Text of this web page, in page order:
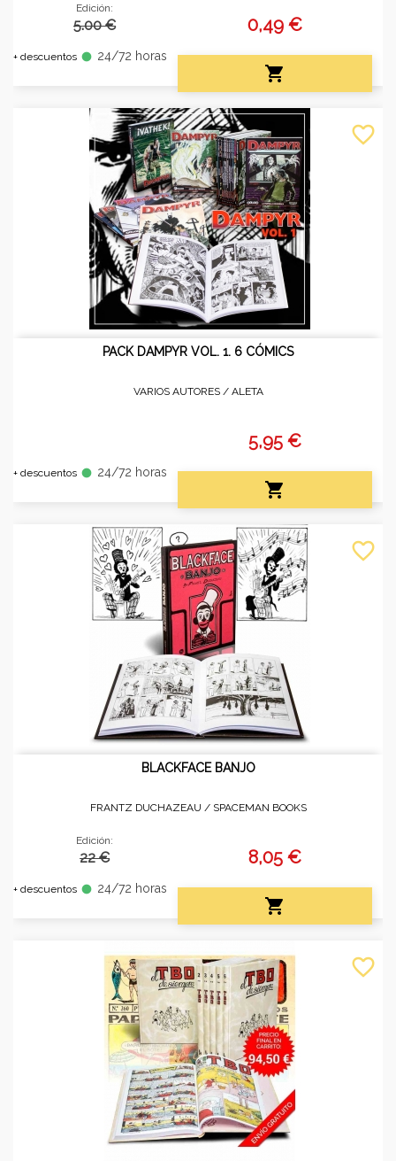
Edición:
5.00 €
+ descuentos fiber_manual_record 24/72 horas
0,49 €

PACK DAMPYR VOL. 1. 6 CÓMICS
VARIOS AUTORES / ALETA
+ descuentos fiber_manual_record 24/72 horas
5,95 €

favorite_border
BLACKFACE BANJO
FRANTZ DUCHAZEAU / SPACEMAN BOOKS
Edición:
22 €
+ descuentos fiber_manual_record 24/72 horas
8,05 €

favorite_border
favorite_border